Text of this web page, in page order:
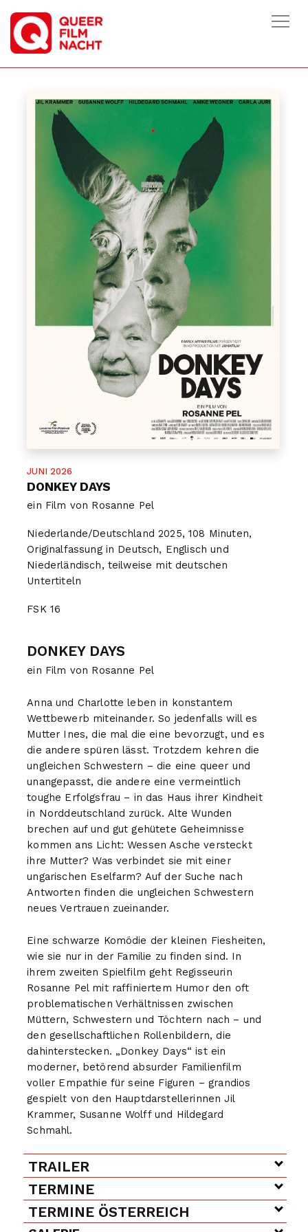
JUNI 2026
DONKEY DAYS
ein Film von Rosanne Pel
Niederlande/Deutschland 2025, 108 Minuten,
Originalfassung in Deutsch, Englisch und
Niederländisch, teilweise mit deutschen
Untertiteln
FSK16
DONKEY DAYS
ein Film von Rosanne Pel
Anna und Charlotte leben in konstantem
Wettbewerb miteinander. So jedenfalls will es
Mutter Ines, die mal die eine bevorzugt, und es
die andere spüren lässt. Trotzdem kehren die
ungleichen Schwestern – die eine queer und
unangepasst, die andere eine vermeintlich
toughe Erfolgsfrau – in das Haus ihrer Kindheit
in Norddeutschland zurück. Alte Wunden
brechen auf und gut gehütete Geheimnisse
kommen ans Licht: Wessen Asche versteckt
ihre Mutter? Was verbindet sie mit einer
ungarischen Eselfarm? Auf der Suche nach
Antworten finden die ungleichen Schwestern
neues Vertrauen zueinander.
Eine schwarze Komödie der kleinen Fiesheiten,
wie sie nur in der Familie zu finden sind. In
ihrem zweiten Spielfilm geht Regisseurin
Rosanne Pel mit raffiniertem Humor den oft
problematischen Verhältnissen zwischen
Müttern, Schwestern und Töchtern nach – und
den gesellschaftlichen Rollenbildern, die
dahinterstecken. „Donkey Days“ ist ein
moderner, betörend absurder Familienfilm
voller Empathie für seine Figuren – grandios
gespielt von den Hauptdarstellerinnen Jil
Krammer, Susanne Wolff und Hildegard
Schmahl.
TRAILER
TERMINE
TERMINE ÖSTERREICH